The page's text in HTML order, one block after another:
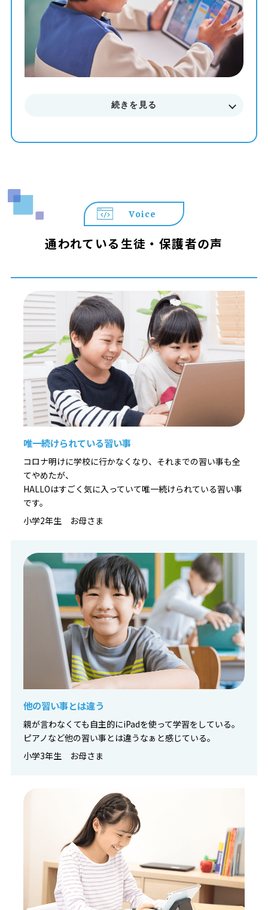
料金やカリキュラムなどに関してもご説明致します。
続きを見る
Voice
通われている生徒・保護者の声
唯一続けられている習い事
コロナ明けに学校に行かなくなり、それまでの習い事も全
てやめたが、
HALLOはすごく気に入っていて唯一続けられている習い事
です。
小学2年生 お母さま
他の習い事とは違う
親が言わなくても自主的にiPadを使って学習をしている。
ピアノなど他の習い事とは違うなぁと感じている。
小学3年生 お母さま